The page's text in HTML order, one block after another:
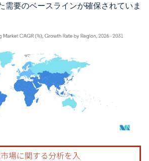
需要のベースラインが確保されていま
。再利用にはCC BY 4.0の表示が必要です。